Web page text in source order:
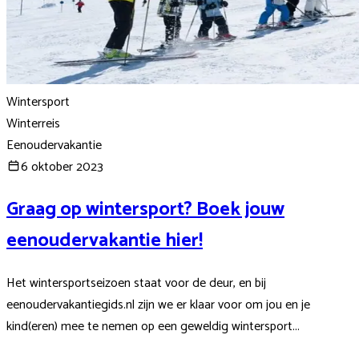
Wintersport
Winterreis
Eenoudervakantie
6 oktober 2023
Graag op wintersport? Boek jouw
eenoudervakantie hier!
Het wintersportseizoen staat voor de deur, en bij
eenoudervakantiegids.nl zijn we er klaar voor om jou en je
kind(eren) mee te nemen op een geweldig wintersport...